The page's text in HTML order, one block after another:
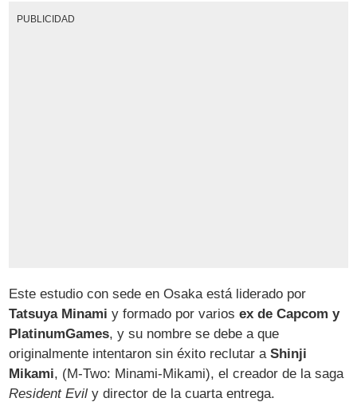
PUBLICIDAD
Este estudio con sede en Osaka está liderado por
Tatsuya Minami y formado por variosex de Capcom y
PlatinumGames, y su nombre se debe a que
originalmente intentaron sin éxito reclutar aShinji
Mikami, (M-Two: Minami-Mikami), el creador de la saga
Resident Evil y director de la cuarta entrega.